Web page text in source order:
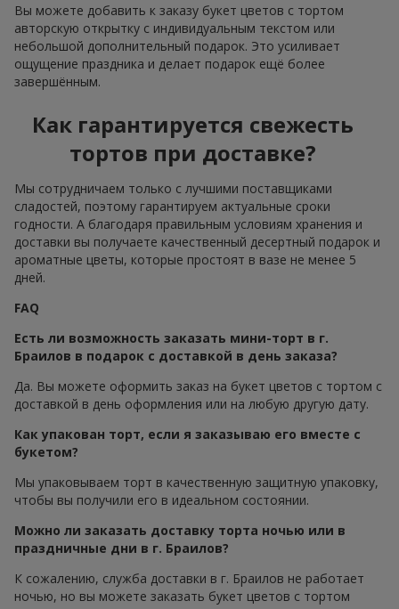
Вы можете добавить к заказу букет цветов с тортом
авторскую открытку с индивидуальным текстом или
небольшой дополнительный подарок. Это усиливает
ощущение праздника и делает подарок ещё более
завершённым.
Как гарантируется свежесть
тортов при доставке?
Мы сотрудничаем только с лучшими поставщиками
сладостей, поэтому гарантируем актуальные сроки
годности. А благодаря правильным условиям хранения и
доставки вы получаете качественный десертный подарок и
ароматные цветы, которые простоят в вазе не менее 5
дней.
FAQ
Есть ли возможность заказать мини-торт в г.
Браилов в подарок с доставкой в день заказа?
Да. Вы можете оформить заказ на букет цветов с тортом с
доставкой в день оформления или на любую другую дату.
Как упакован торт, если я заказываю его вместе с
букетом?
Мы упаковываем торт в качественную защитную упаковку,
чтобы вы получили его в идеальном состоянии.
Можно ли заказать доставку торта ночью или в
праздничные дни в г. Браилов?
К сожалению, служба доставки в г. Браилов не работает
ночью, но вы можете заказать букет цветов с тортом